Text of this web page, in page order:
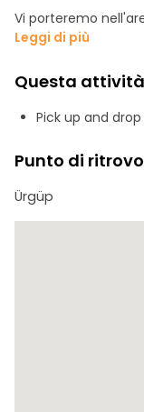
Vi porteremo
preparati per il volo.
Prima del volo,
autorizzato e
vostro pilota
alzandosi a 500-
Al sorgere del sole,
sopra e tra i camini
ammirate da
tutto il magnifico
Leggi di più
Questa
Pick up and
Punto di ritrovo
Ürgüp